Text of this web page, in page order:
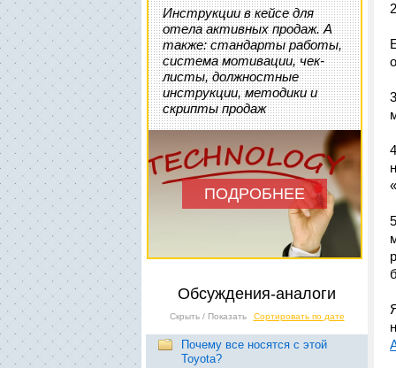
Инструкции в кейсе для
отела активных продаж. А
также: стандарты работы,
система мотивации, чек-
листы, должностные
инструкции, методики и
скрипты продаж
ПОДРОБНЕЕ
Обсуждения-аналоги
Скрыть / Показать Сортировать по дате
Почему все носятся с этой
Toyota?